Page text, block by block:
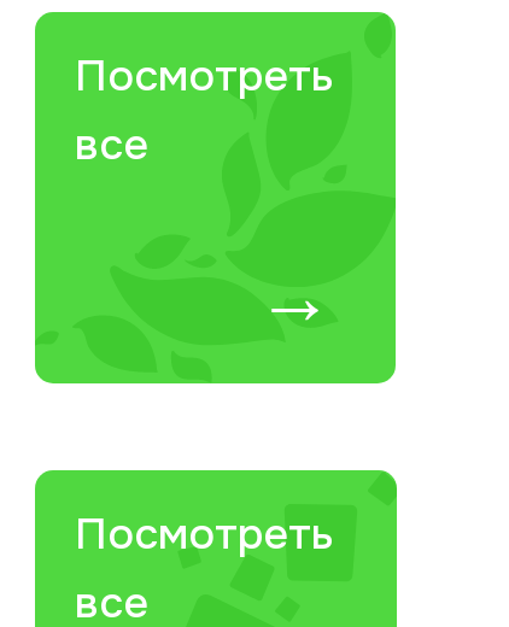
Посмотреть
все
→
Посмотреть
все